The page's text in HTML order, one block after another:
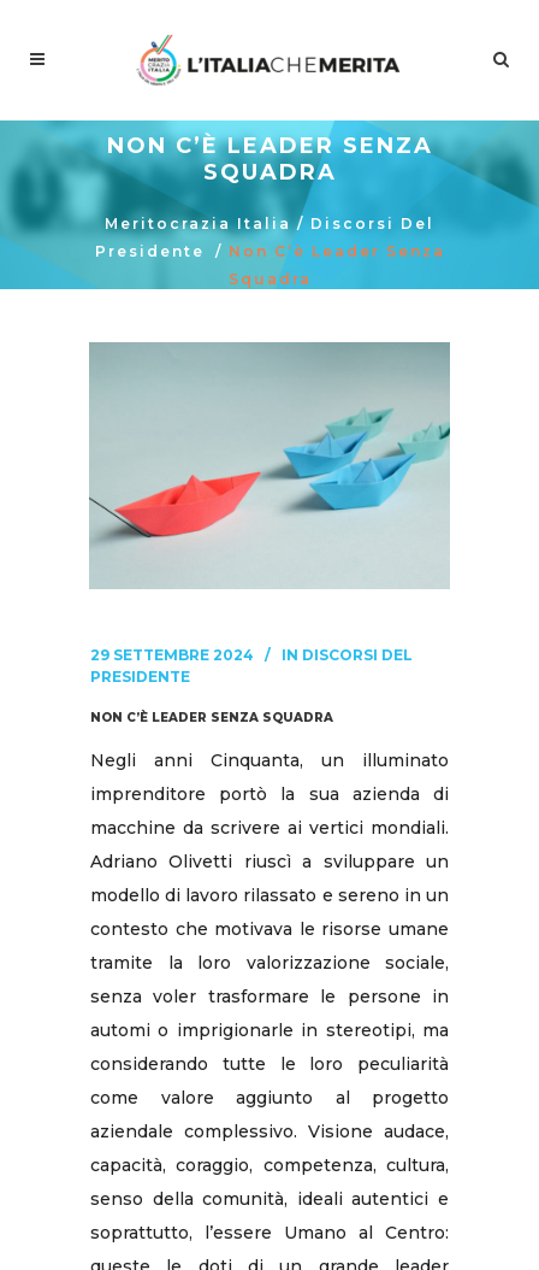
NON C’È LEADER SENZA
SQUADRA
Meritocrazia Italia / Discorsi Del
Presidente
/ Non C’è Leader Senza
Squadra
29 SETTEMBRE 2024 IN DISCORSI DEL
PRESIDENTE
NON C’È LEADER SENZA SQUADRA
Negli anni Cinquanta, un illuminato
imprenditore portò la sua azienda di
macchine da scrivere ai vertici mondiali.
Adriano Olivetti riuscì a sviluppare un
modello di lavoro rilassato e sereno in un
contesto che motivava le risorse umane
tramite la loro valorizzazione sociale,
senza voler trasformare le persone in
automi o imprigionarle in stereotipi, ma
considerando tutte le loro peculiarità
come valore aggiunto al progetto
aziendale complessivo. Visione audace,
capacità, coraggio, competenza, cultura,
senso della comunità, ideali autentici e
soprattutto, l’essere Umano al Centro: